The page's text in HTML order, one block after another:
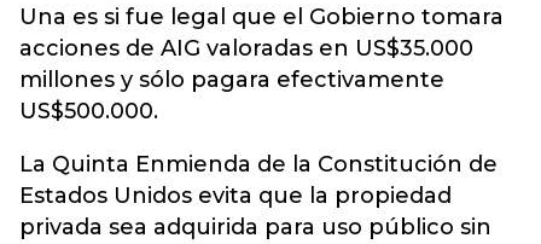
Una es si fue legal que el Gobierno tomara
acciones de AIG valoradas en US$35.000
millones y sólo pagara efectivamente
US$500.000.
La Quinta Enmienda de la Constitución de
Estados Unidos evita que la propiedad
privada sea adquirida para uso público sin